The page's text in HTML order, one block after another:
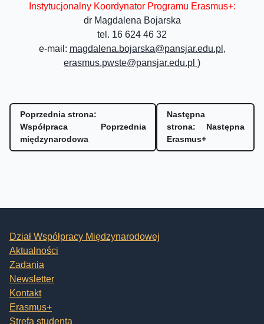
Instytucjonalny Koordynator Programu Erasmus+:
dr Magdalena Bojarska
tel. 16 624 46 32
e-mail: magdalena.bojarska@pansjar.edu.pl ,
erasmus.pwste@pansjar.edu.pl )
Poprzednia strona:
Współpraca
międzynarodowa
Poprzednia
Następna
strona:
Erasmus+
Następna
Dział Współpracy Międzynarodowej
Aktualności
Zadania
Newsletter
Kontakt
Erasmus+
Strefa studenta